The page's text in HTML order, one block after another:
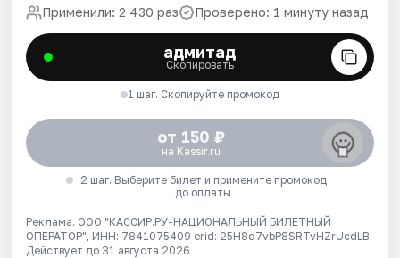
Применили: 2 430 раз Проверено: 1 минуту назад
адмитад
Скопировать
1 шаг. Скопируйте промокод
от 150 ₽
на Kassir.ru
2 шаг. Выберите билет и примените промокод
до оплаты
Реклама. ООО "КАССИР.РУ-НАЦИОНАЛЬНЫЙ БИЛЕТНЫЙ
ОПЕРАТОР", ИНН: 7841075409 erid: 25H8d7vbP8SRTvHZrUcdLB.
Действует до 31 августа 2026